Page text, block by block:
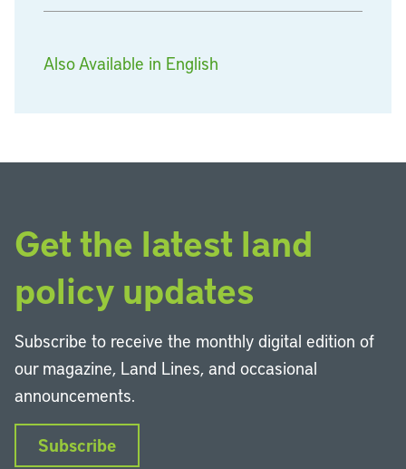
Also Available in English
Get the latest land
policy updates
Subscribe to receive the monthly digital edition of
our magazine, Land Lines, and occasional
announcements.
Subscribe